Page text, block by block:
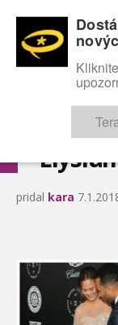
OMG! SEXICE
pridal kara